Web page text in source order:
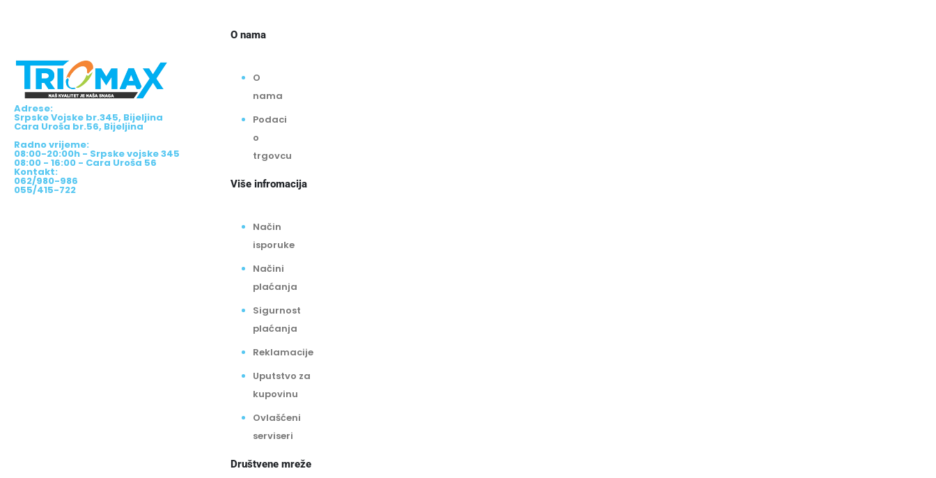
Adrese:
Srpske Vojske br.345, Bijeljina
Cara Uroša br.56, Bijeljina
Radno vrijeme:
08:00-20:00h - Srpske vojske 345
08:00 - 16:00 - Cara Uroša 56
Kontakt:
062/980-986
055/415-722
O nama
O
nama
Podaci
o
trgovcu
Više infromacija
Način
isporuke
Načini
plaćanja
Sigurnost
plaćanja
Reklamacije
Uputstvo za
kupovinu
Ovlašćeni
serviseri
Društvene mreže